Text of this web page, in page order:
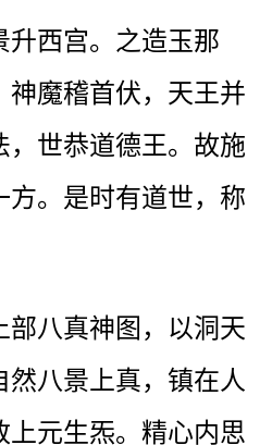
升西宫。之造玉那
神魔稽首伏，天王并
，世恭道德王。故施
方。是时有道世，称
部八真神图，以洞天
然八景上真，镇在人
上元生炁。精心内思